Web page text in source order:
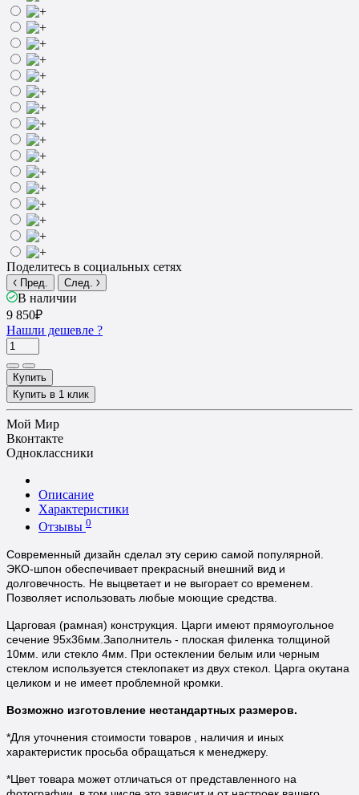
Поделитесь в социальных сетях
Пред. След.
В наличии
9 850₽
Нашли дешевле ?
Купить
Купить в 1 клик
Мой Мир
Вконтакте
Одноклассники
Описание
Характеристики
Отзывы 0
Современный дизайн сделал эту серию самой популярной.
ЭКО-шпон обеспечивает прекрасный внешний вид и
долговечность. Не выцветает и не выгорает со временем.
Позволяет использовать любые моющие средства.
Царговая (рамная) конструкция. Царги имеют прямоугольное
сечение 95х36мм.Заполнитель - плоская филенка толщиной
10мм. или стекло 4мм. При остеклении белым или черным
стеклом используется стеклопакет из двух стекол. Царга окутана
целиком и не имеет проблемной кромки.
Возможно изготовление нестандартных размеров.
*Для уточнения стоимости товаров , наличия и иных
характеристик просьба обращаться к менеджеру.
*Цвет товара может отличаться от представленного на